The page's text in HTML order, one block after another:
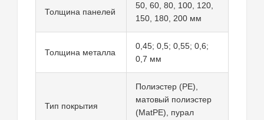
Толщина панелей
50, 60, 80, 100, 120,
150, 180, 200 мм
Толщина металла
0,45; 0,5; 0,55; 0,6;
0,7 мм
Тип покрытия
Полиэстер (PE),
матовый полиэстер
(MatPE), пурал